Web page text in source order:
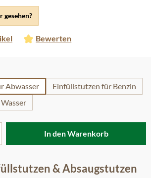
gesehen?
Bewerten
Abwasser
Einfüllstutzen für Benzin
In den Warenkorb
& Absaugstutzen